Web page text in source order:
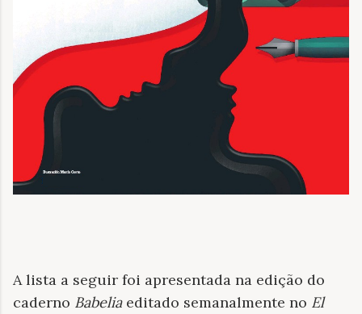
A lista a seguir foi apresentada na edição do
caderno Babeliaeditado semanalmente no El